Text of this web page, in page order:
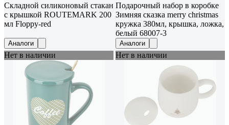
Складной силиконовый стакан
с крышкой ROUTEMARK 200
мл Floppy-red
Аналоги
Подарочный набор в коробке
Зимняя сказка merry christmas
кружка 380мл, крышка, ложка,
белый 68007-3
Аналоги
Нет в наличии Нет в наличии